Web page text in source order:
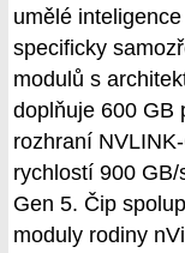
umělé
specificky
modulů s
doplňuje 600 GB
rozhraní
rychlostí 900
Gen 5. Čip
moduly rodiny